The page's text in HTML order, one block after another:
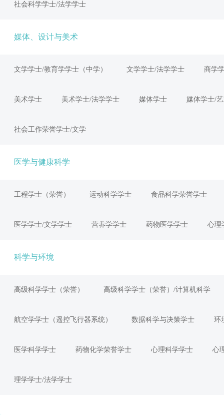
社会科学学士/法学学士
媒体、设计与美术
文学学士/教育学学士（中学） 文学学士/法学学士 商学
美术学士 美术学士/法学学士 媒体学士 媒体学士/
社会工作荣誉学士/文学
医学与健康科学
工程学士（荣誉） 运动科学学士 食品科学荣誉学士
医学学士/文学学士 营养学学士 药物医学学士 心理
科学与环境
高级科学学士（荣誉） 高级科学学士（荣誉）/计算机科学
航空学学士（遥控飞行器系统） 数据科学与决策学士 环
医学科学学士 药物化学荣誉学士 心理科学学士 心
理学学士/法学学士